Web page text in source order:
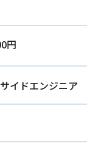
円
イドエンジニア